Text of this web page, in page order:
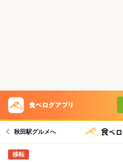
秋田駅グルメへ